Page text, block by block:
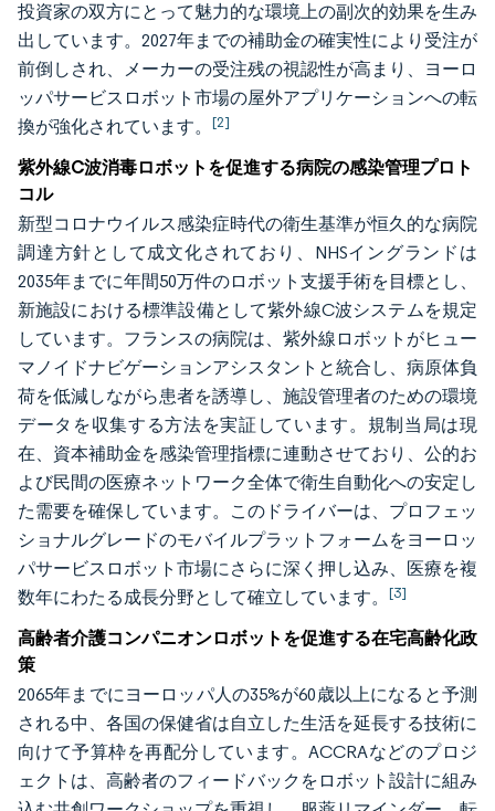
投資家の双方にとって魅力的な環境上の副次的効果を生み
出しています。2027年までの補助金の確実性により受注が
前倒しされ、メーカーの受注残の視認性が高まり、ヨーロ
ッパサービスロボット市場の屋外アプリケーションへの転
換が強化されています。 [2]
紫外線C波消毒ロボットを促進する病院の感染管理プロト
コル
新型コロナウイルス感染症時代の衛生基準が恒久的な病院
調達方針として成文化されており、NHSイングランドは
2035年までに年間50万件のロボット支援手術を目標とし、
新施設における標準設備として紫外線C波システムを規定
しています。フランスの病院は、紫外線ロボットがヒュー
マノイドナビゲーションアシスタントと統合し、病原体負
荷を低減しながら患者を誘導し、施設管理者のための環境
データを収集する方法を実証しています。規制当局は現
在、資本補助金を感染管理指標に連動させており、公的お
よび民間の医療ネットワーク全体で衛生自動化への安定し
た需要を確保しています。このドライバーは、プロフェッ
ショナルグレードのモバイルプラットフォームをヨーロッ
パサービスロボット市場にさらに深く押し込み、医療を複
数年にわたる成長分野として確立しています。 [3]
高齢者介護コンパニオンロボットを促進する在宅高齢化政
策
2065年までにヨーロッパ人の35%が60歳以上になると予測
される中、各国の保健省は自立した生活を延長する技術に
向けて予算枠を再配分しています。ACCRAなどのプロジ
ェクトは、高齢者のフィードバックをロボット設計に組み